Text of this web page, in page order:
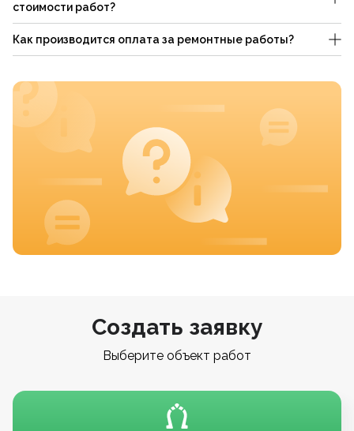
стоимости работ?
Как производится оплата за ремонтные работы?
Создать заявку
Выберите объект работ